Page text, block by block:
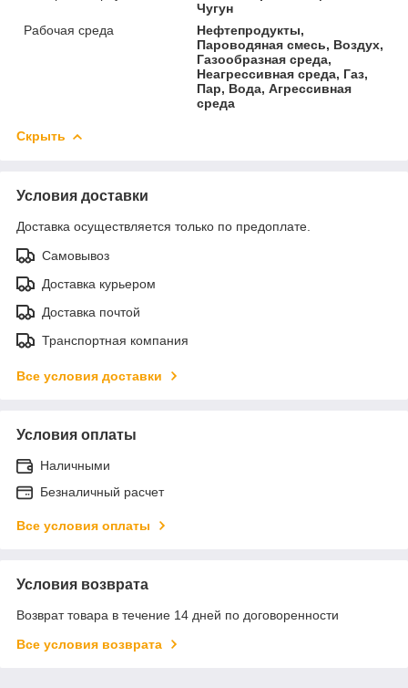
Чугун
Рабочая среда
Нефтепродукты,
Пароводяная смесь, Воздух,
Газообразная среда,
Неагрессивная среда, Газ,
Пар, Вода, Агрессивная
среда
Скрыть
Условия доставки
Доставка осуществляется только по предоплате.
Самовывоз
Доставка курьером
Доставка почтой
Транспортная компания
Все условия доставки
Условия оплаты
Наличными
Безналичный расчет
Все условия оплаты
Условия возврата
Возврат товара в течение 14 дней по договоренности
Все условия возврата